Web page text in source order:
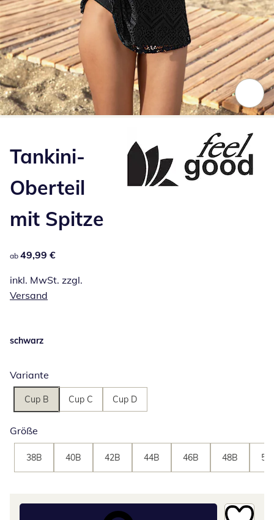
Tankini-
Oberteil
mit Spitze
49,99 €
ab 49,99 €
inkl. MwSt. zzgl.
Versand
schwarz
Variante
Cup B Cup C Cup D
Größe
38B 40B 42B 44B 46B 48B